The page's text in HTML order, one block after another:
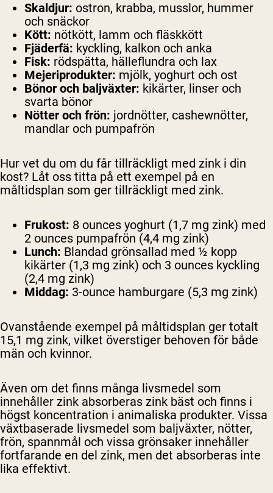
Skaldjur: ostron, krabba, musslor, hummer
och snäckor
Kött: nötkött, lamm och fläskkött
Fjäderfä: kyckling, kalkon och anka
Fisk: rödspätta, hälleflundra och lax
Mejeriprodukter: mjölk, yoghurt och ost
Bönor och baljväxter: kikärter, linser och
svarta bönor
Nötter och frön: jordnötter, cashewnötter,
mandlar och pumpafrön
Hur vet du om du får tillräckligt med zink i din
kost? Låt oss titta på ett exempel på en
måltidsplan som ger tillräckligt med zink.
Frukost: 8 ounces yoghurt (1,7 mg zink) med
2 ounces pumpafrön (4,4 mg zink)
Lunch: Blandad grönsallad med ½ kopp
kikärter (1,3 mg zink) och 3 ounces kyckling
(2,4 mg zink)
Middag: 3-ounce hamburgare (5,3 mg zink)
Ovanstående exempel på måltidsplan ger totalt
15,1 mg zink, vilket överstiger behoven för både
män och kvinnor.
Även om det finns många livsmedel som
innehåller zink absorberas zink bäst och finns i
högst koncentration i animaliska produkter. Vissa
växtbaserade livsmedel som baljväxter, nötter,
frön, spannmål och vissa grönsaker innehåller
fortfarande en del zink, men det absorberas inte
lika effektivt.